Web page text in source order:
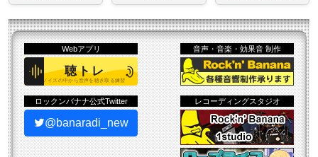
Webアプリ 音声・音楽・効果音 制作
ロックンバナナ公式Twitter
@banaradi_new
レコーディングスタジオ